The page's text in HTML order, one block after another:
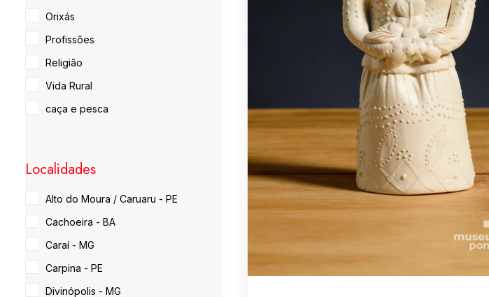
Orixás
Profissões
Religião
Vida Rural
caça e pesca
Localidades
Alto do Moura / Caruaru - PE
Cachoeira - BA
Caraí - MG
Carpina - PE
Divinópolis - MG